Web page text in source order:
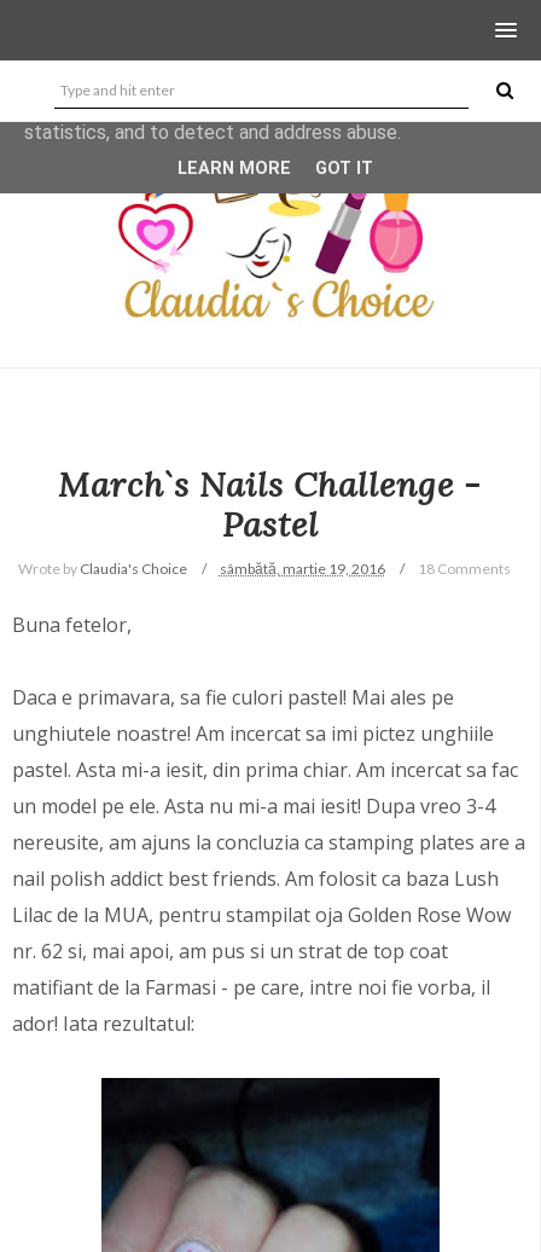
March`s Nails Challenge -
Pastel
Wrote by Claudia's Choice sâmbătă, martie 19, 2016 18 Comments
Buna fetelor,
Daca e primavara, sa fie culori pastel! Mai ales pe
unghiutele noastre! Am incercat sa imi pictez unghiile
pastel. Asta mi-a iesit, din prima chiar. Am incercat sa fac
un model pe ele. Asta nu mi-a mai iesit! Dupa vreo 3-4
nereusite, am ajuns la concluzia ca stamping plates are a
nail polish addict best friends. Am folosit ca baza Lush
Lilac de la MUA, pentru stampilat oja Golden Rose Wow
nr. 62 si, mai apoi, am pus si un strat de top coat
matifiant de la Farmasi - pe care, intre noi fie vorba, il
ador! Iata rezultatul:
This site uses cookies from Google to deliver its services
and to analyze traffic. Your IP address and user-agent are
shared with Google along with performance and security
metrics to ensure quality of service, generate usage
statistics, and to detect and address abuse.
LEARN MORE GOT IT